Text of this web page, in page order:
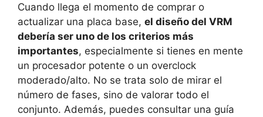
Cuando llega el momento de comprar o
actualizar una placa base, el diseño del VRM
debería ser uno de los criterios más
importantes, especialmente si tienes en mente
un procesador potente o un overclock
moderado/alto. No se trata solo de mirar el
número de fases, sino de valorar todo el
conjunto. Además, puedes consultar una guía